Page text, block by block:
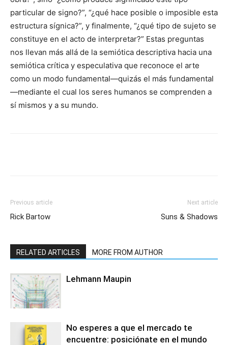
particular de signo?”, “¿qué hace posible o imposible esta
estructura sígnica?”, y finalmente, “¿qué tipo de sujeto se
constituye en el acto de interpretar?” Estas preguntas
nos llevan más allá de la semiótica descriptiva hacia una
semiótica crítica y especulativa que reconoce el arte
como un modo fundamental—quizás el más fundamental
—mediante el cual los seres humanos se comprenden a
sí mismos y a su mundo.
Previous article
Rick Bartow
Next article
Suns & Shadows
RELATED ARTICLES MORE FROM AUTHOR
Lehmann Maupin
No esperes a que el mercado te
encuentre: posiciónate en el mundo